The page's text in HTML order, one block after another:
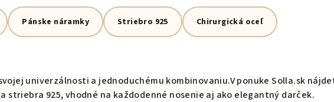
Pánske náramky Striebro 925 Chirurgická oceľ
univerzálnosti a jednoduchému kombinovaniu.V ponuke Solla.sk
striebra 925, vhodné na každodenné nosenie aj ako elegantný darček.